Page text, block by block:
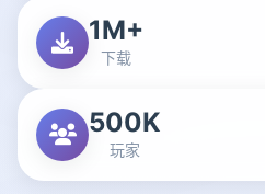
1M+
下载
500K
玩家